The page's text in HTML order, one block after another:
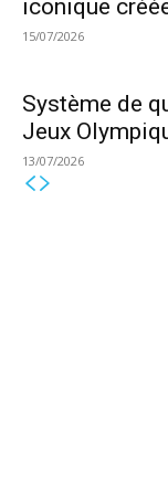
iconique
15/07/2026
Système de
Jeux
13/07/2026